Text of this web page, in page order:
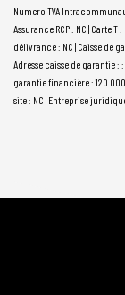
Numero TVA
Assurance RCP : NC | Carte T
délivrance : NC | Caisse de
Adresse caisse de garantie :
garantie financière : 120 000
site : NC | Entreprise